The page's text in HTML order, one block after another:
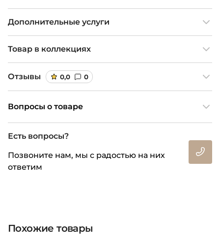
Дополнительные услуги
Товар в коллекциях
Отзывы 0,0 0
Вопросы о товаре
Есть вопросы?
Позвоните нам, мы с радостью на них
ответим
Похожие товары